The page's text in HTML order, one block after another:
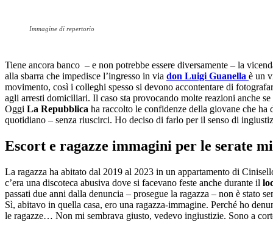
Immagine di repertorio
Tiene ancora banco – e non potrebbe essere diversamente – la
alla sbarra che impedisce l’ingresso in via don Luigi Guanella è un
movimento, così i colleghi spesso si devono accontentare di
agli arresti domiciliari. Il caso sta provocando molte reazioni anche
Oggi La Repubblica ha raccolto le confidenze della giovane che
quotidiano – senza riuscirci. Ho deciso di farlo per il senso di
Escort e ragazze immagini per le serate
La ragazza ha abitato dal 2019 al 2023 in un appartamento di
c’era una discoteca abusiva dove si facevano feste anche durante il
passati due anni dalla denuncia – prosegue la ragazza – non è
Sì, abitavo in quella casa, ero una ragazza-immagine. Perché ho
le ragazze… Non mi sembrava giusto, vedevo ingiustizie. Sono a